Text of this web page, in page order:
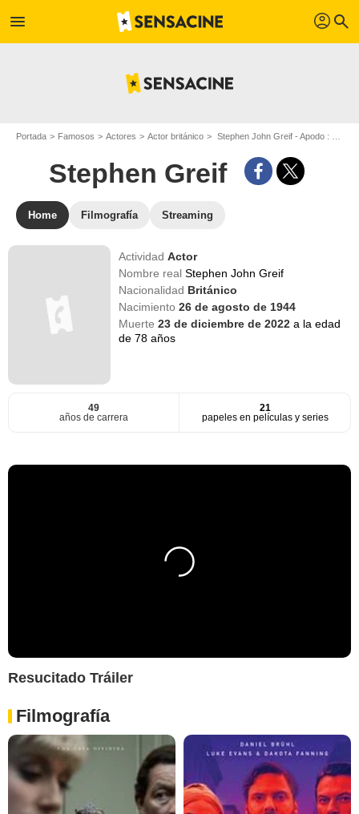
menu profil search
Portada Famosos Actores Actor británico Stephen John Greif - Apodo : Stephen Greif
Stephen Greif
Home Filmografía Streaming
ActividadActor
Nombre realStephen John Greif
Nacionalidad Británico
Nacimiento26 de agosto de 1944
Muerte23 de diciembre de 2022a la edad
de 78 años
49
años de carrera
21
papeles en películas y series
Resucitado Tráiler
Filmografía